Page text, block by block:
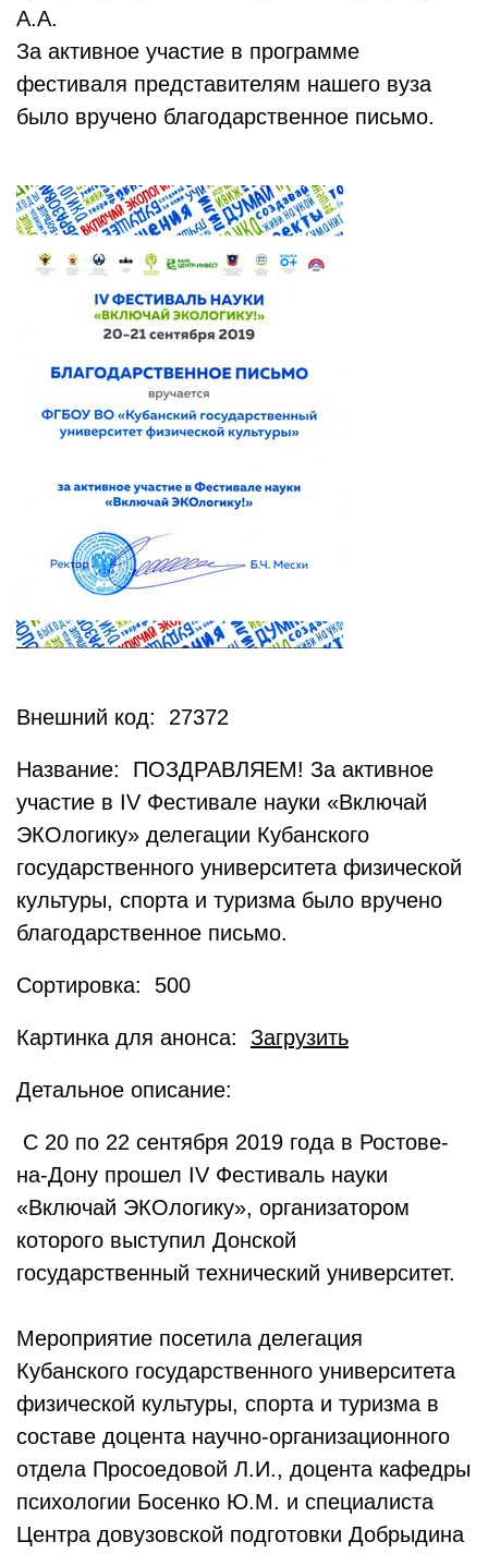
А.А.
За активное участие в программе
фестиваля представителям нашего вуза
было вручено благодарственное письмо.
Внешний код: 27372
Название: ПОЗДРАВЛЯЕМ! За активное
участие в IV Фестивале науки «Включай
ЭКОлогику» делегации Кубанского
государственного университета физической
культуры, спорта и туризма было вручено
благодарственное письмо.
Сортировка: 500
Картинка для анонса: Загрузить
Детальное описание:
С 20 по 22 сентября 2019 года в Ростове-
на-Дону прошел IV Фестиваль науки
«Включай ЭКОлогику», организатором
которого выступил Донской
государственный технический университет.
Мероприятие посетила делегация
Кубанского государственного университета
физической культуры, спорта и туризма в
составе доцента научно-организационного
отдела Просоедовой Л.И., доцента кафедры
психологии Босенко Ю.М. и специалиста
Центра довузовской подготовки Добрыдина